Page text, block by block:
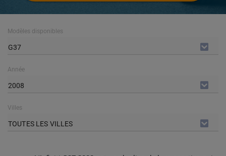
Modèles disponibles
G37
Année
2008
Villes
TOUTES LES VILLES